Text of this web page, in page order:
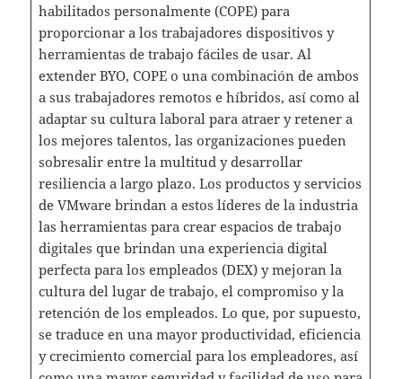
habilitados personalmente (COPE) para
proporcionar a los trabajadores dispositivos y
herramientas de trabajo fáciles de usar. Al
extender BYO, COPE o una combinación de ambos
a sus trabajadores remotos e híbridos, así como al
adaptar su cultura laboral para atraer y retener a
los mejores talentos, las organizaciones pueden
sobresalir entre la multitud y desarrollar
resiliencia a largo plazo. Los productos y servicios
de VMware brindan a estos líderes de la industria
las herramientas para crear espacios de trabajo
digitales que brindan una experiencia digital
perfecta para los empleados (DEX) y mejoran la
cultura del lugar de trabajo, el compromiso y la
retención de los empleados. Lo que, por supuesto,
se traduce en una mayor productividad, eficiencia
y crecimiento comercial para los empleadores, así